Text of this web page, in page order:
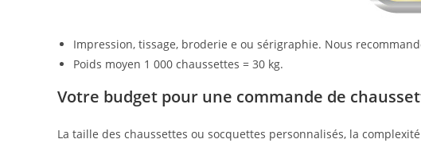
Impression, tissage, broderie e ou sérigraphie. Nous
Poids moyen 1 000 chaussettes = 30 kg.
Votre budget pour une commande de
La taille des chaussettes ou socquettes personnalisés, la